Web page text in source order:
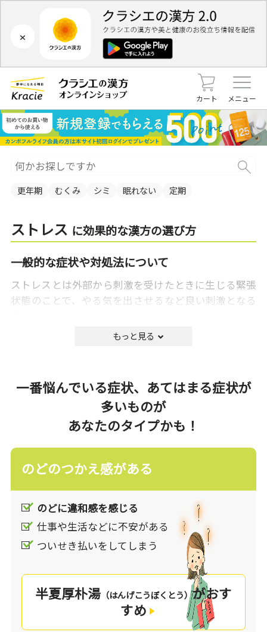
×
カート メニュー
更年期 むくみ シミ 眠れない 定期
ストレス に効果的な漢方の選び方
一般的な症状や対処法について
ストレスとは外部から刺激を受けたときに生じる緊張
状態のことで、やる気を出させるなど良い刺激となる
けると、精神的症状(イライラ、不安感、気分の落ち
現代は「ストレス社会」と言われているほど、私たち
の身の回りには沢山のストレスが溢れています。毎日
を快適に過ごすためには、ストレスと上手くつきあっ
ていくことが重要です。
薬に頼らない一般的な対処方法としては、自分にあっ
たストレス発散方法を見つけたり、生活習慣(食事、
ことがよく行われます。
漢方の考え方
漢方では、ストレスによって「気」の巡りが悪く
なってしまうことで、イライラや不安感などの症
状が起こると考えます。「気」とは、現代でも
「気分」「気持ち」という言葉にも使われるよう
に、気分の変調に関与します。また、自律神経失
一番悩んでいる症状、あてはまる症状が
多いものが
あなたのタイプかも！
のどのつかえ感がある
のどに違和感を感じる
仕事や生活などに不安がある
ついせき払いをしてしまう
半夏厚朴湯 （はんげこうぼくとう）がおす
すめ